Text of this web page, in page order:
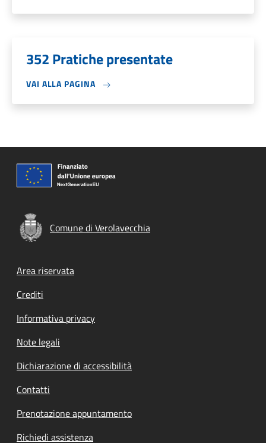
352 Pratiche presentate
VAI ALLA PAGINA
Comune di Verolavecchia
Footer menu
Area riservata
Crediti
Informativa privacy
Note legali
Dichiarazione di accessibilità
Contatti
Prenotazione appuntamento
Richiedi assistenza